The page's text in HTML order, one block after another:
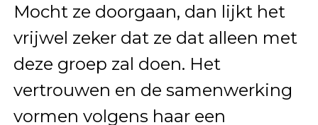
Mocht ze doorgaan, dan lijkt het
vrijwel zeker dat ze dat alleen met
deze groep zal doen. Het
vertrouwen en de samenwerking
vormen volgens haar een